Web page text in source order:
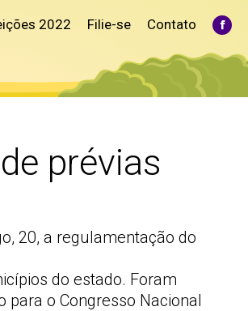
2022 Filie-se Contato
prévias
20, a regulamentação do
do estado. Foram
o Congresso Nacional